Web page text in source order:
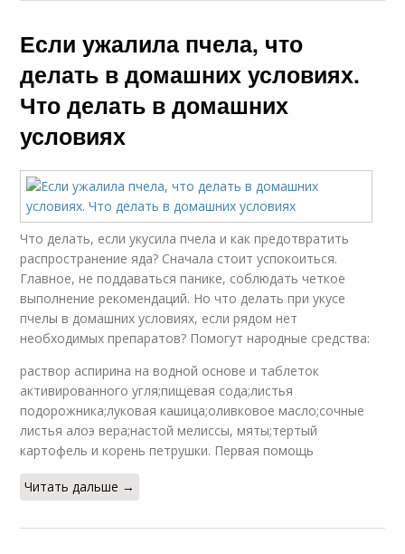
Если ужалила пчела, что
делать в домашних условиях.
Что делать в домашних
условиях
Что делать, если укусила пчела и как предотвратить
распространение яда? Сначала стоит успокоиться.
Главное, не поддаваться панике, соблюдать четкое
выполнение рекомендаций. Но что делать при укусе
пчелы в домашних условиях, если рядом нет
необходимых препаратов? Помогут народные средства:
раствор аспирина на водной основе и таблеток
активированного угля;пищевая сода;листья
подорожника;луковая кашица;оливковое масло;сочные
листья алоэ вера;настой мелиссы, мяты;тертый
картофель и корень петрушки. Первая помощь
Читать дальше →